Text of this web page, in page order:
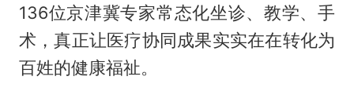
136位京津冀专家常态化坐诊、教学、手
术，真正让医疗协同成果实实在在转化为
百姓的健康福祉。